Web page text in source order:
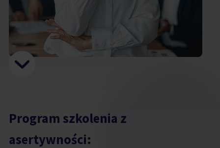
Program szkolenia z
asertywności: